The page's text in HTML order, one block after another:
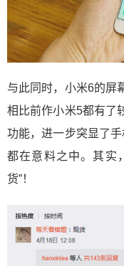
与此同时，小米6的屏
相比前作小米5都有了
功能，进一步突显了
都在意料之中。其实
货”！